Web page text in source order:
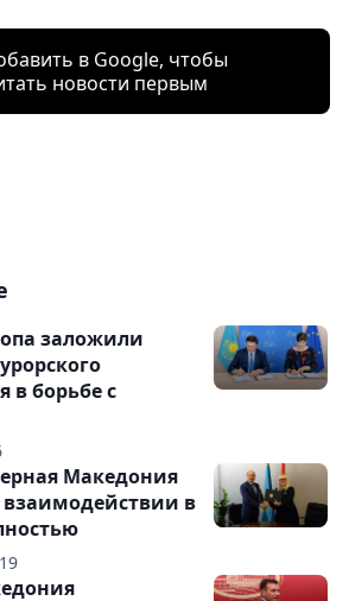
в Google, чтобы
новости первым
заложили
в борьбе с
Македония
в